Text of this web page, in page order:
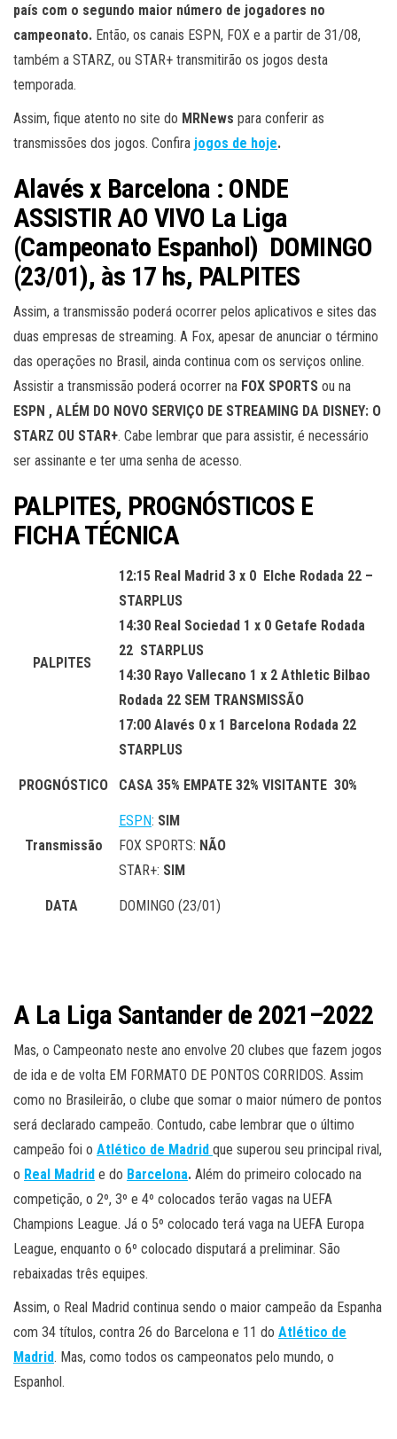
país com o segundo maior número de jogadores no
campeonato. Então, os canais ESPN, FOX e a partir de 31/08,
também a STARZ, ou STAR+ transmitirão os jogos desta
temporada.
Assim, fique atento no site do MRNews para conferir as
transmissões dos jogos. Confira jogos de hoje.
Alavés x Barcelona : ONDE
ASSISTIR AO VIVO La Liga
(Campeonato Espanhol) DOMINGO
(23/01), às 17 hs, PALPITES
Assim, a transmissão poderá ocorrer pelos aplicativos e sites das
duas empresas de streaming. A Fox, apesar de anunciar o término
das operações no Brasil, ainda continua com os serviços online.
Assistir a transmissão poderá ocorrer na FOX SPORTS ou na
ESPN , ALÉM DO NOVO SERVIÇO DE STREAMING DA DISNEY: O
STARZ OU STAR+. Cabe lembrar que para assistir, é necessário
ser assinante e ter uma senha de acesso.
PALPITES, PROGNÓSTICOS E
FICHA TÉCNICA
PALPITES
12:15 Real Madrid 3 x 0 Elche Rodada 22 –
STARPLUS
14:30 Real Sociedad 1 x 0 Getafe Rodada
22 STARPLUS
14:30 Rayo Vallecano 1 x 2 Athletic Bilbao
Rodada 22 SEM TRANSMISSÃO
17:00 Alavés 0 x 1 Barcelona Rodada 22
STARPLUS
PROGNÓSTICO CASA 35% EMPATE 32% VISITANTE 30%
Transmissão
ESPN: SIM
FOX SPORTS: NÃO
STAR+: SIM
DATA DOMINGO (23/01)
A La Liga Santander de 2021–2022
Mas, o Campeonato neste ano envolve 20 clubes que fazem jogos
de ida e de volta EM FORMATO DE PONTOS CORRIDOS. Assim
como no Brasileirão, o clube que somar o maior número de pontos
será declarado campeão. Contudo, cabe lembrar que o último
campeão foi o Atlético de Madrid que superou seu principal rival,
o Real Madrid e do Barcelona. Além do primeiro colocado na
competição, o 2º, 3º e 4º colocados terão vagas na UEFA
Champions League. Já o 5º colocado terá vaga na UEFA Europa
League, enquanto o 6º colocado disputará a preliminar. São
rebaixadas três equipes.
Assim, o Real Madrid continua sendo o maior campeão da Espanha
com 34 títulos, contra 26 do Barcelona e 11 do Atlético de
Madrid. Mas, como todos os campeonatos pelo mundo, o
Espanhol.